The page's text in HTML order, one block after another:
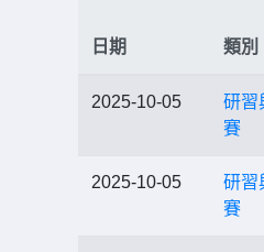
日期 類別
2025-10-05
研習
賽
2025-10-05
研習
賽